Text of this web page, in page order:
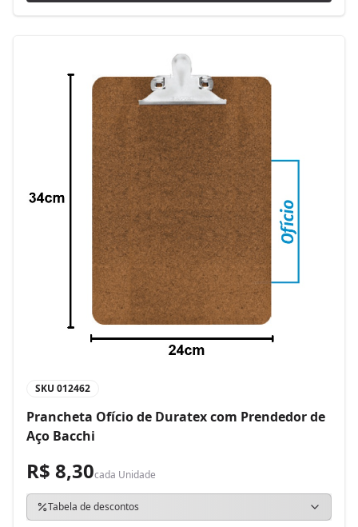
SKU 012462
Prancheta Ofício de Duratex com Prendedor de
Aço Bacchi
R$ 8,30cada Unidade
Tabela de descontos